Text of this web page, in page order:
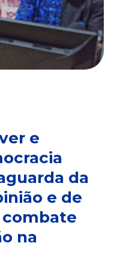
e
da
e de
combate
na